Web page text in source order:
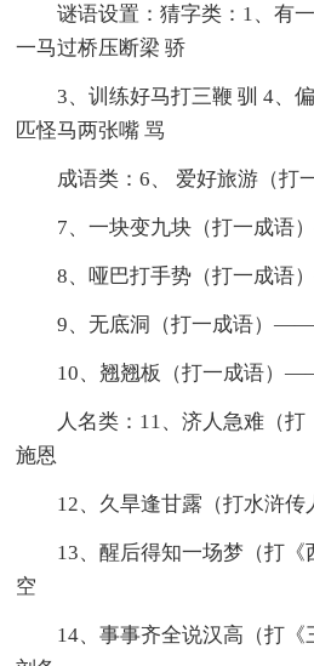
谜语设置：猜字类：1、有
一马过桥压断梁 骄
3、训练好马打三鞭 驯 4、
匹怪马两张嘴 骂
成语类：6、 爱好旅游（
7、一块变九块（打一成语
8、哑巴打手势（打一成语
9、无底洞（打一成语）——
10、翘翘板（打一成语）
人名类：11、济人急难（
施恩
12、久旱逢甘露（打水浒
13、醒后得知一场梦（打
空
14、事事齐全说汉高（打